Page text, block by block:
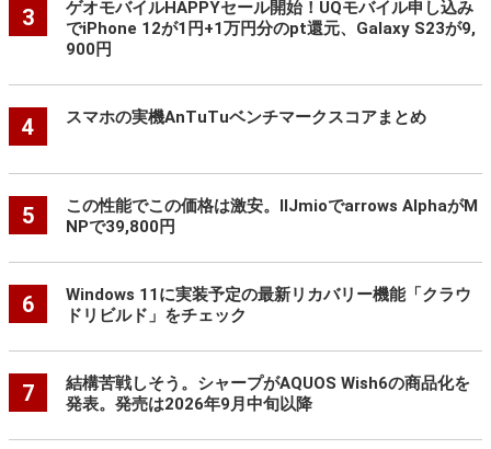
3
ゲオモバイルHAPPYセール開始！UQモバイル申し込み
でiPhone 12が1円+1万円分のpt還元、Galaxy S23が9,
900円
4 スマホの実機AnTuTuベンチマークスコアまとめ
5
この性能でこの価格は激安。IIJmioでarrows AlphaがM
NPで39,800円
6
Windows 11に実装予定の最新リカバリー機能「クラウ
ドリビルド」をチェック
7
結構苦戦しそう。シャープがAQUOS Wish6の商品化を
発表。発売は2026年9月中旬以降